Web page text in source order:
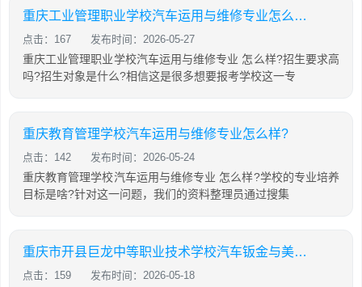
重庆工业管理职业学校汽车运用与维修专业怎么样?
点击：167 发布时间：2026-05-27
重庆工业管理职业学校汽车运用与维修专业 怎么样?招生要求高
吗?招生对象是什么?相信这是很多想要报考学校这一专
重庆教育管理学校汽车运用与维修专业怎么样?
点击：142 发布时间：2026-05-24
重庆教育管理学校汽车运用与维修专业 怎么样?学校的专业培养
目标是啥?针对这一问题，我们的资料整理员通过搜集
重庆市开县巨龙中等职业技术学校汽车钣金与美容专业怎么样?
点击：159 发布时间：2026-05-18